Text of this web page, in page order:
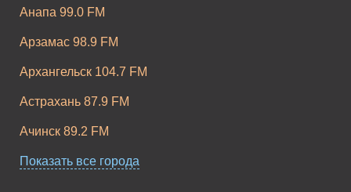
Анапа 99.0 FM
Арзамас 98.9 FM
Архангельск 104.7 FM
Астрахань 87.9 FM
Ачинск 89.2 FM
Балаково 98.8 FM
Показать все города